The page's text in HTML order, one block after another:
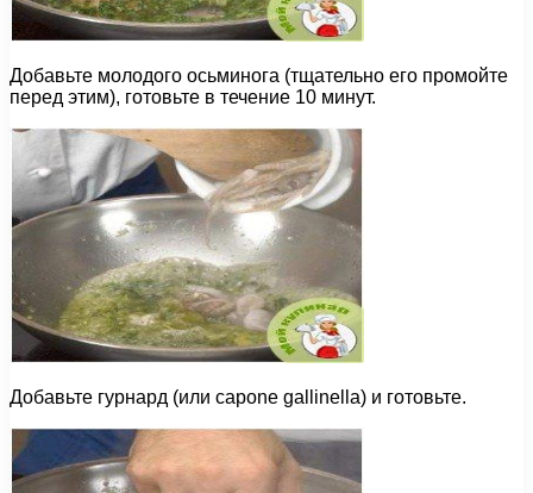
Добавьте молодого осьминога (тщательно его промойте
перед этим), готовьте в течение 10 минут.
Добавьте гурнард (или capone gallinella) и готовьте.